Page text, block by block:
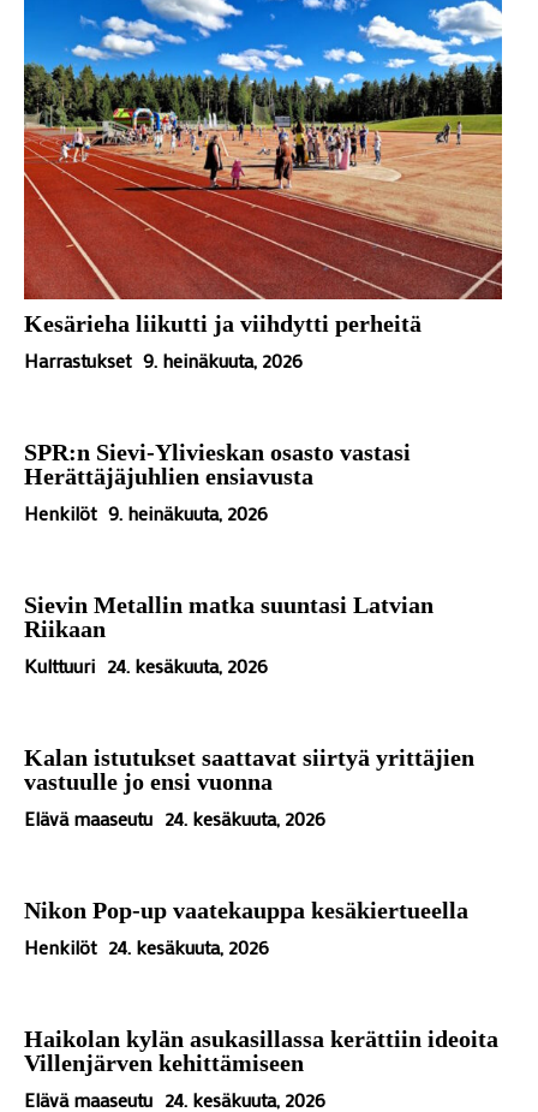
Kesärieha liikutti ja viihdytti perheitä
Harrastukset 9. heinäkuuta, 2026
SPR:n Sievi-Ylivieskan osasto vastasi
Herättäjäjuhlien ensiavusta
Henkilöt 9. heinäkuuta, 2026
Sievin Metallin matka suuntasi Latvian
Riikaan
Kulttuuri 24. kesäkuuta, 2026
Kalan istutukset saattavat siirtyä yrittäjien
vastuulle jo ensi vuonna
Elävä maaseutu 24. kesäkuuta, 2026
Nikon Pop-up vaatekauppa kesäkiertueella
Henkilöt 24. kesäkuuta, 2026
Haikolan kylän asukasillassa kerättiin ideoita
Villenjärven kehittämiseen
Elävä maaseutu 24. kesäkuuta, 2026